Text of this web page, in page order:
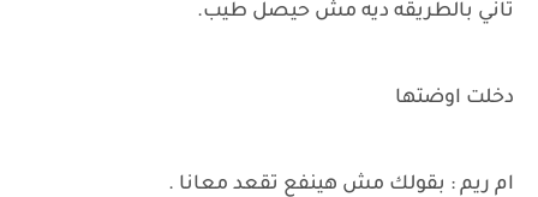
تاني بالطريقه ديه مش حيصل طيب.
دخلت اوضتها
ام ريم : بقولك مش هينفع تقعد معانا .